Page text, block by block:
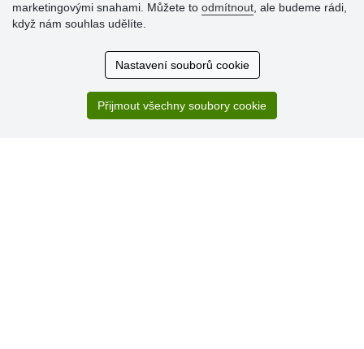
29.7.2026
Super obchod, kvalitní zboží za slušné ceny. Vřele
marketingovými snahami. Můžete to odmítnout , ale budeme rádi,
když nám souhlas udělíte.
Nastavení souborů cookie
Přijmout všechny soubory cookie